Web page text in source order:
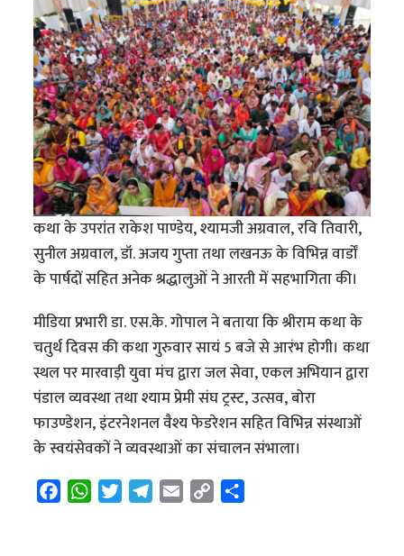
कथा के उपरांत राकेश पाण्डेय, श्यामजी अग्रवाल, रवि तिवारी,
सुनील अग्रवाल, डॉ. अजय गुप्ता तथा लखनऊ के विभिन्न वार्डों
के पार्षदों सहित अनेक श्रद्धालुओं ने आरती में सहभागिता की।
मीडिया प्रभारी डा. एस.के. गोपाल ने बताया कि श्रीराम कथा के
चतुर्थ दिवस की कथा गुरुवार सायं 5 बजे से आरंभ होगी। कथा
स्थल पर मारवाड़ी युवा मंच द्वारा जल सेवा, एकल अभियान द्वारा
पंडाल व्यवस्था तथा श्याम प्रेमी संघ ट्रस्ट, उत्सव, बोरा
फाउण्डेशन, इंटरनेशनल वैश्य फेडरेशन सहित विभिन्न संस्थाओं
के स्वयंसेवकों ने व्यवस्थाओं का संचालन संभाला।
F
W
T
T
E
C